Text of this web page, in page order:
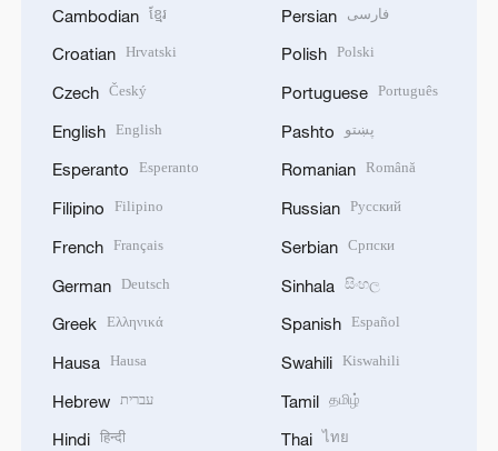
Cambodian ខ្មែរ
Croatian Hrvatski
Czech Český
English English
Esperanto Esperanto
Filipino Filipino
French Français
German Deutsch
Greek Ελληνικά
Hausa Hausa
Hebrew עברית
Hindi हिन्दी
Persian فارسی
Polish Polski
Portuguese Português
Pashto پښتو
Romanian Română
Russian Русский
Serbian Српски
Sinhala සිංහල
Spanish Español
Swahili Kiswahili
Tamil தமிழ்
Thai ไทย